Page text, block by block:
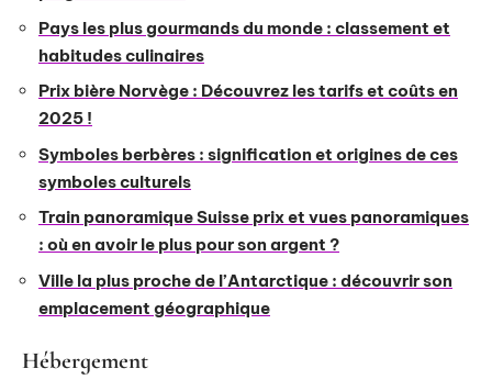
Pays les plus gourmands du monde : classement et
habitudes culinaires
Prix bière Norvège : Découvrez les tarifs et coûts en
2025 !
Symboles berbères : signification et origines de ces
symboles culturels
Train panoramique Suisse prix et vues panoramiques
: où en avoir le plus pour son argent ?
Ville la plus proche de l’Antarctique : découvrir son
emplacement géographique
Hébergement